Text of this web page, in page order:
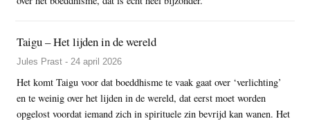
Taigu – Het lijden in de wereld
Jules Prast - 24 april 2026
Het komt Taigu voor dat boeddhisme te vaak gaat over ‘verlichting’
en te weinig over het lijden in de wereld, dat eerst moet worden
opgelost voordat iemand zich in spirituele zin bevrijd kan wanen. Het